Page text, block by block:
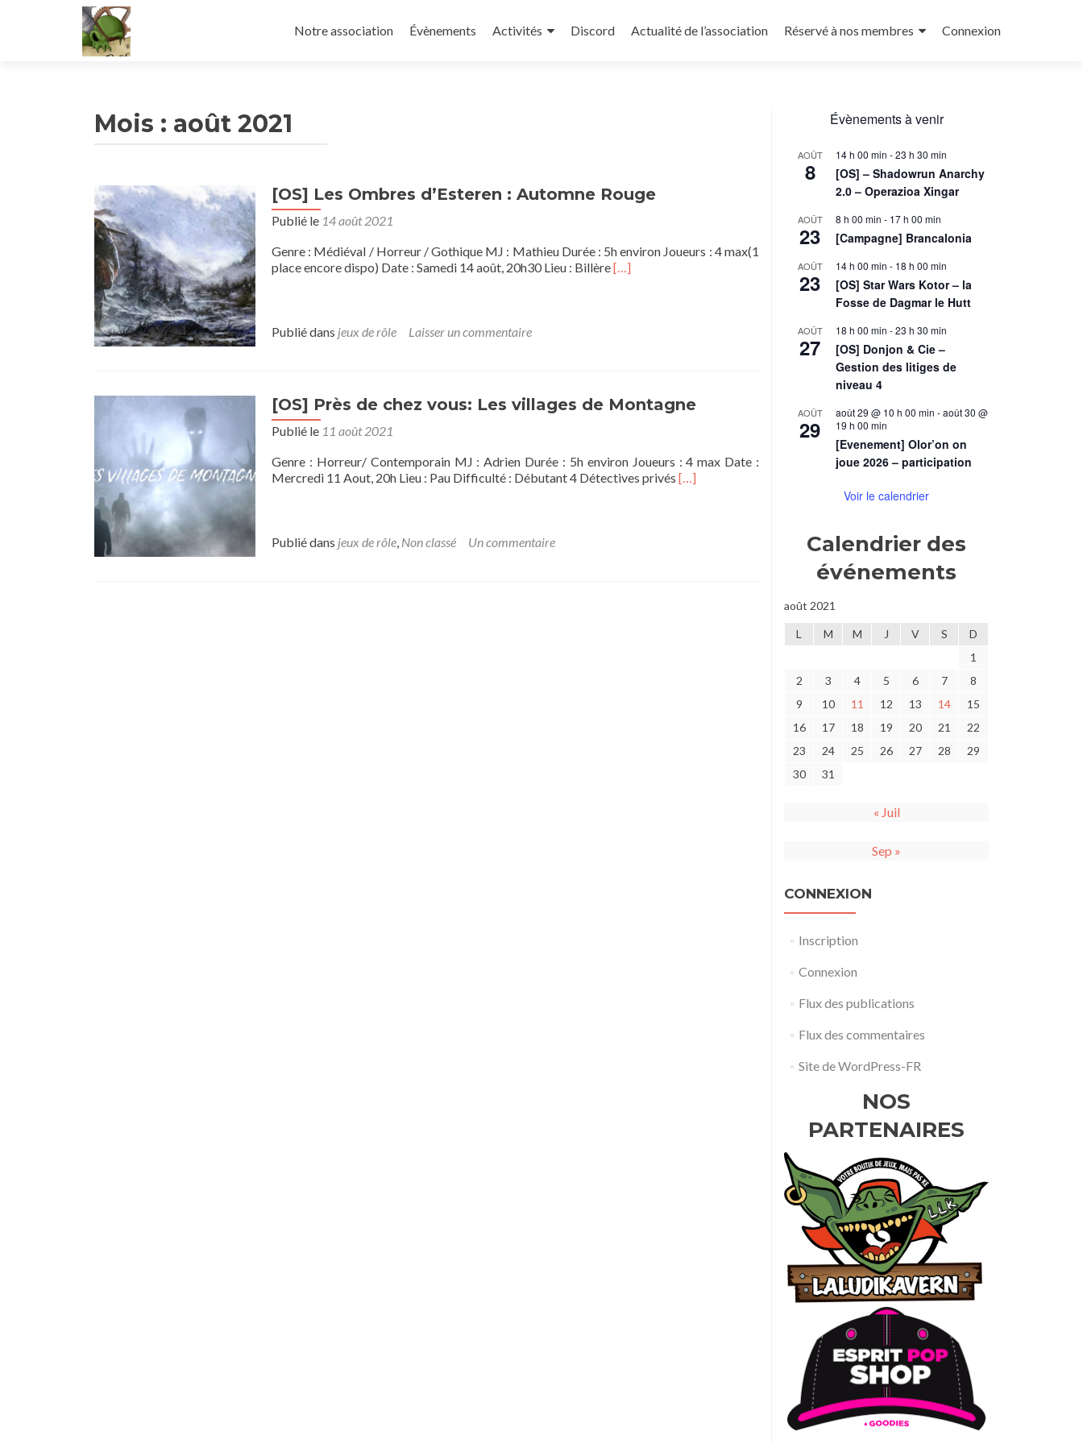
au
Notre association Évènements Activités Discord Actualité de l’association Réservé à nos membres Connexion
Mois : août 2021
[OS] Les Ombres d’Esteren : Automne Rouge
Publié le 14 août 2021
Genre : Médiéval / Horreur / Gothique MJ : Mathieu Durée : 5h environ Joueurs : 4 max(1
place encore dispo) Date : Samedi 14 août, 20h30 Lieu : BillèreEn
Automne
Rouge
[…]
Publié dans jeux de rôle Laisser un commentaire
[OS] Près de chez vous: Les villages de Montagne
Publié le 11 août 2021
Genre : Horreur/ Contemporain MJ : Adrien Durée : 5h environ Joueurs : 4 max Date :
Mercredi 11 Aout, 20h Lieu : Pau Difficulté : Débutant 4 Détectives privés En
[…]
Publié dans jeux de rôle, Non classé Un commentaire
Évènements à venir
AOÛT
8
14 h 00 min -23 h 30 min
[OS] – Shadowrun Anarchy
2.0 – Operazioa Xingar
AOÛT
23
8 h 00 min - 17 h 00 min
[Campagne] Brancalonia
AOÛT
23
14 h 00 min - 18 h 00 min
[OS] Star Wars Kotor – la
Fosse de Dagmar le Hutt
AOÛT
27
18 h 00 min -23 h 30 min
[OS] Donjon & Cie –
Gestion des litiges de
niveau 4
AOÛT
29
août 29 @ 10 h 00 min -août 30 @
19 h 00 min
[Evenement] Olor’on on
joue 2026 – participation
Voir le calendrier
Calendrier des
événements
août 2021
L M M J V S
D
1
2
3 4 5 6 7
8
9
10 11 12 13 14
15
16
17 18 19 20 21
22
23
24 25 26 27 28
29
30
31
« Juil
Sep »
CONNEXION
Inscription
Connexion
Flux des publications
Flux des commentaires
Site de WordPress-FR
NOS
PARTENAIRES